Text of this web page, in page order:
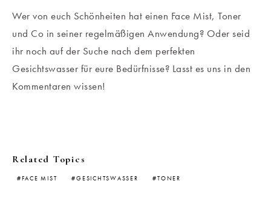
Wer von euch Schönheiten hat einen Face Mist, Toner
und Co in seiner regelmäßigen Anwendung? Oder seid
ihr noch auf der Suche nach dem perfekten
Gesichtswasser für eure Bedürfnisse? Lasst es uns in den
Kommentaren wissen!
Related Topics
FACE MIST GESICHTSWASSER TONER